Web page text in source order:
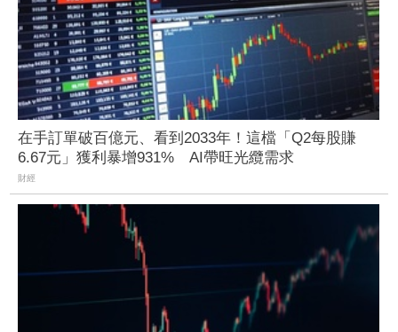
在手訂單破百億元、看到2033年！這檔「Q2每股賺
6.67元」獲利暴增931% AI帶旺光纜需求
財經